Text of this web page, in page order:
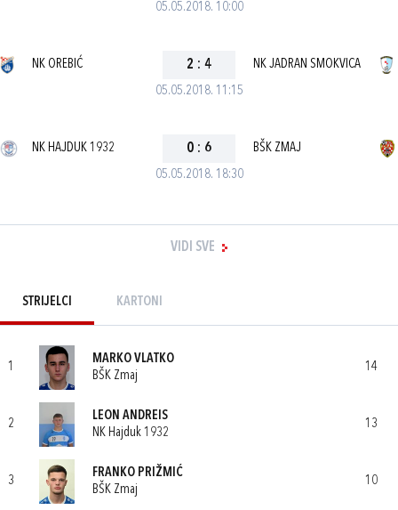
05.05.2018. 10:00
05.05.2018. 11:15
NK OREBIĆ 2 : 4 NK JADRAN SMOKVICA
05.05.2018. 18:30
NK HAJDUK 1932 0 : 6 BŠK ZMAJ
VIDI SVE
STRIJELCI KARTONI
1
MARKO VLATKO
BŠK Zmaj
14
2
LEON ANDREIS
NK Hajduk 1932
13
3
FRANKO PRIŽMIĆ
BŠK Zmaj
10